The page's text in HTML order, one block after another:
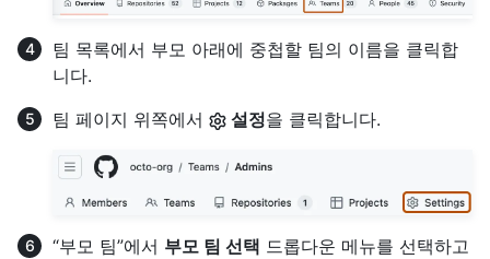
팀 목록에서 부모 아래에 중첩할 팀의 이름을 클릭합
니다.
팀 페이지 위쪽에서
설정을 클릭합니다.
“부모 팀”에서 부모 팀 선택 드롭다운 메뉴를 선택하고